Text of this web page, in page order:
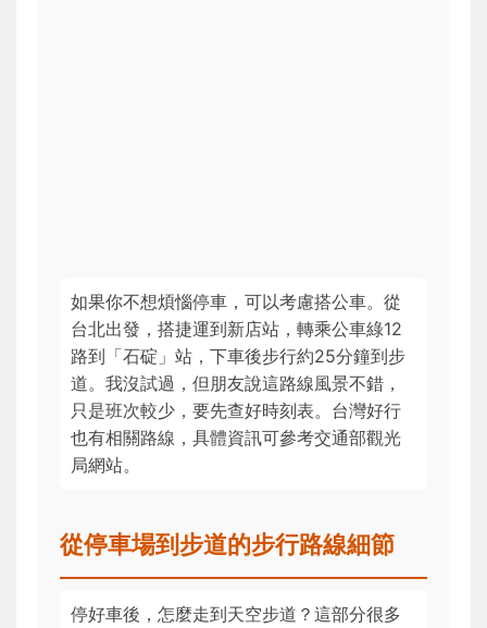
如果你不想煩惱停車，可以考慮搭公車。從
台北出發，搭捷運到新店站，轉乘公車綠12
路到「石碇」站，下車後步行約25分鐘到步
道。我沒試過，但朋友說這路線風景不錯，
只是班次較少，要先查好時刻表。台灣好行
也有相關路線，具體資訊可參考交通部觀光
局網站。
從停車場到步道的步行路線細節
停好車後，怎麼走到天空步道？這部分很多